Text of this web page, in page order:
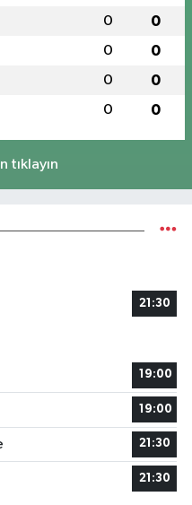
0 0
0 0
0 0
0 0
tıklayın
21:30
19:00
19:00
21:30
21:30